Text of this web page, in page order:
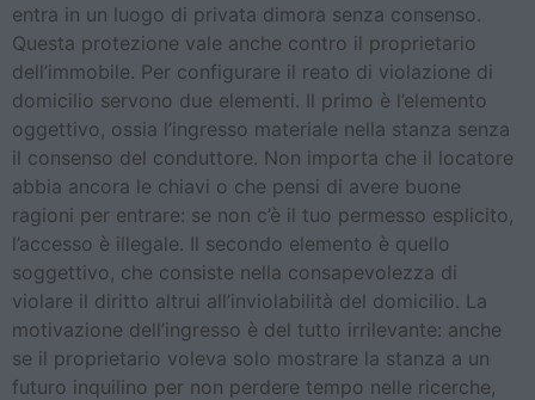
entra in un luogo di privata dimora senza consenso.
Questa protezione vale anche contro il proprietario
dell’immobile. Per configurare il reato di violazione di
domicilio servono due elementi. Il primo è l’elemento
oggettivo, ossia l’ingresso materiale nella stanza senza
il consenso del conduttore. Non importa che il locatore
abbia ancora le chiavi o che pensi di avere buone
ragioni per entrare: se non c’è il tuo permesso esplicito,
l’accesso è illegale. Il secondo elemento è quello
soggettivo, che consiste nella consapevolezza di
violare il diritto altrui all’inviolabilità del domicilio. La
motivazione dell’ingresso è del tutto irrilevante: anche
se il proprietario voleva solo mostrare la stanza a un
futuro inquilino per non perdere tempo nelle ricerche,